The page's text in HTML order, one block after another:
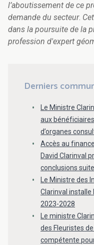
l’aboutissement de ce
demande du secteur.
dans la poursuite de la
profession d'expert
Derniers
Le Ministre
aux
d’organes
Accès au
David Clarinval
conclusions
Le Ministre des
Clarinval installe
2023-2028
Le ministre
des Fleuristes
compétente